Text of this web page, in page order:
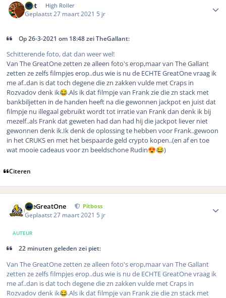
piet High Roller
Geplaatst27 maart 2021 5 jr
Op 26-3-2021 om 18:48 zei TheGallant:
Schitterende foto, dat dan weer wel!
Van The GreatOne zetten ze alleen foto's erop,maar van The Gallant
zetten ze zelfs filmpjes erop..dus wie is nu de ECHTE GreatOne vraag ik
me af..dan is dat toch degene die zn zakken vulde met Craps in
Rozvadov denk ik😂.Als ik dat filmpje van Frank zie die zn stack met
bankbiljetten in de handen heeft na die gewonnen jackpot en juist dat
filmpje nu illegaal gebruikt wordt tot irratie van Frank dan denk ik bij
mezelf..als Frank dat geweten had dan had hij die jackpot liever niet
gewonnen denk ik.Ik denk de oplossing te hebben voor Frank..gewoon
in het CRUKS en met het bespaarde geld crypto kopen..(en af en toe
wat mooie cadeaus voor zn beeldschone Rudin😍😂)
Citeren
TheGreatOne Pitboss
Geplaatst 27 maart 2021 5 jr
AUTEUR
22 minuten geleden zei piet:
Van The GreatOne zetten ze alleen foto's erop,maar van The Gallant
zetten ze zelfs filmpjes erop..dus wie is nu de ECHTE GreatOne vraag ik
me af..dan is dat toch degene die zn zakken vulde met Craps in
Rozvadov denk ik😂.Als ik dat filmpje van Frank zie die zn stack met